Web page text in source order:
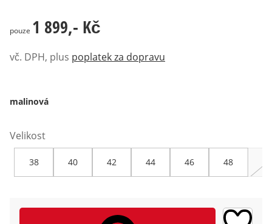
1 899,- Kč
pouze 1 899,- Kč
vč. DPH, plus poplatek za dopravu
malinová
Velikost
38 40 42 44 46 48